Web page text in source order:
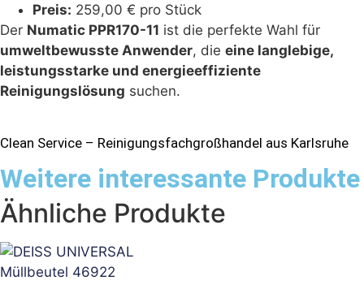
Preis: 259,00 € pro Stück
Der Numatic PPR170-11 ist die perfekte Wahl für
umweltbewusste Anwender, die eine langlebige,
leistungsstarke und energieeffiziente
Reinigungslösung suchen.
Clean Service – Reinigungsfachgroßhandel aus Karlsruhe
Weitere interessante Produkte
Ähnliche Produkte